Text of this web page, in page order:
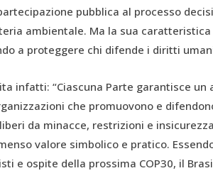
pubblica al processo
ambientale. Ma la sua
a proteggere chi difende i diritti
infatti: “Ciascuna Parte garantisce
che promuovono e
da minacce, restrizioni e
valore simbolico e pratico.
e ospite della prossima COP30, il